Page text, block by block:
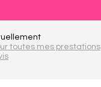
toutes mes prestations